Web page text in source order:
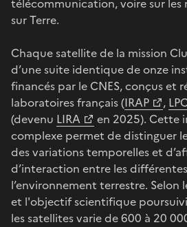
sur Terre.
Chaque satellite de la mission
d’une suite identique de onze
financés par le CNES, conçus et
laboratoires français (IRAP ,
(devenu LIRA
en 2025). Cette
complexe permet de distinguer
des variations temporelles et
d’interaction entre les
l’environnement terrestre. Selon
et l'objectif scientifique
les satellites varie de 600 à 20